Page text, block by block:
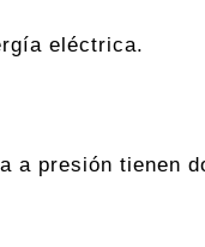
eléctrica.
a presión tienen